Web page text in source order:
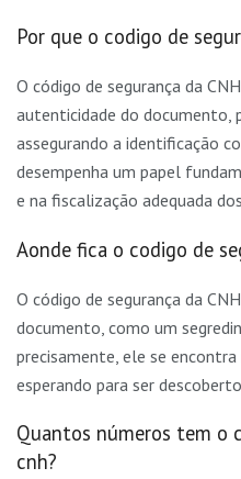
Por que o codigo de
O código de segurança da
autenticidade do documento,
assegurando a identificação
desempenha um papel
e na fiscalização adequada
Aonde fica o codigo de
O código de segurança da
documento, como um
precisamente, ele se
esperando para ser
Quantos números tem o
cnh?